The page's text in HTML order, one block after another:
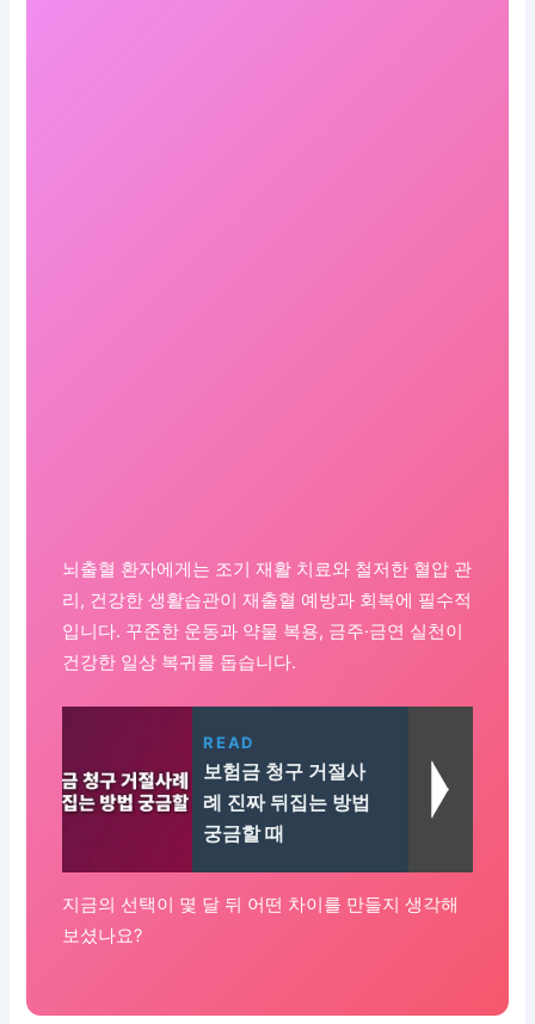
뇌출혈 환자에게는 조기 재활 치료와 철저한 혈압 관
리, 건강한 생활습관이 재출혈 예방과 회복에 필수적
입니다. 꾸준한 운동과 약물 복용, 금주·금연 실천이
건강한 일상 복귀를 돕습니다.
READ
보험금 청구 거절사
례 진짜 뒤집는 방법
궁금할 때
지금의 선택이 몇 달 뒤 어떤 차이를 만들지 생각해
보셨나요?